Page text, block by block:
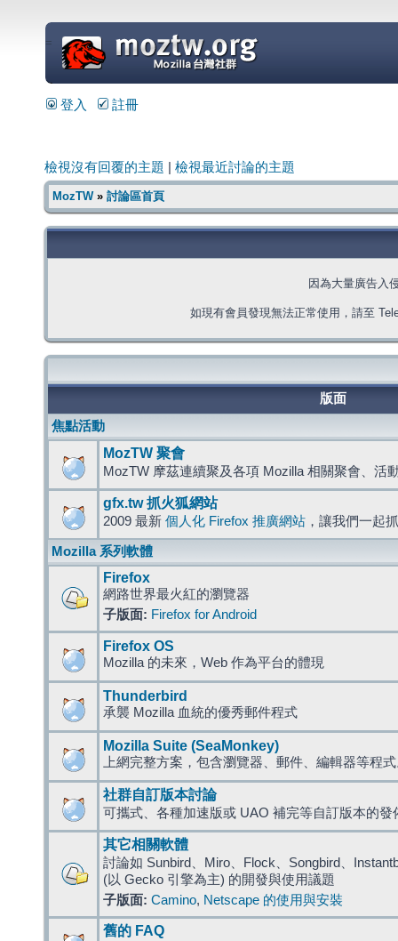
=
登入 註冊
檢視沒有回覆的主題 檢視最近討論的主題
MozTW» 討論區首頁
因為大量廣告入
如現有會員發現無法正常使用，請至
版面
焦點活動
MozTW 聚會
MozTW 摩茲連續聚及各項 Mozilla 相關聚會、活
gfx.tw 抓火狐網站
2009 最新 個人化 Firefox 推廣網站 ，讓我們一起
Mozilla 系列軟體
Firefox
網路世界最火紅的瀏覽器
子版面: Firefox for Android
Firefox OS
Mozilla 的未來，Web 作為平台的體現
Thunderbird
承襲 Mozilla 血統的優秀郵件程式
Mozilla Suite (SeaMonkey)
上網完整方案，包含瀏覽器、郵件、編輯器等程
社群自訂版本討論
可攜式、各種加速版或 UAO 補完等自訂版本的發
其它相關軟體
討論如 Sunbird、Miro、Flock、Songbird、
(以 Gecko 引擎為主) 的開發與使用議題
子版面: Camino, Netscape 的使用與安裝
舊的 FAQ